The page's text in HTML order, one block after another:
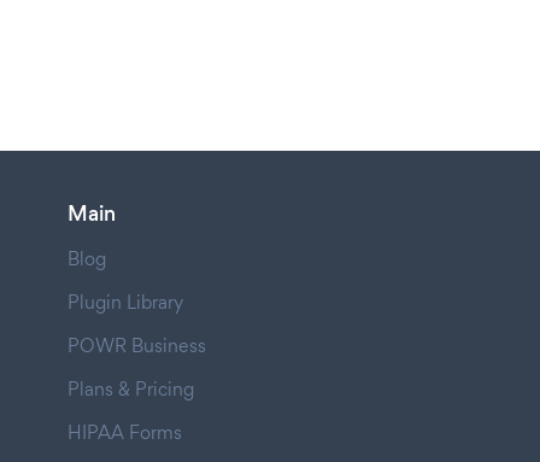
Main
Blog
Plugin Library
POWR Business
Plans & Pricing
HIPAA Forms